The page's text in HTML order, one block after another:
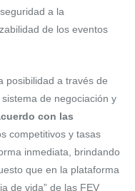
a la
de los eventos
posibilidad a través de
de negociación y
con las
competitivos y tasas
inmediata, brindando
que en la plataforma
de vida” de las FEV